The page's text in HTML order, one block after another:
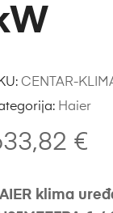
€
klima
CENTAR-
Haier